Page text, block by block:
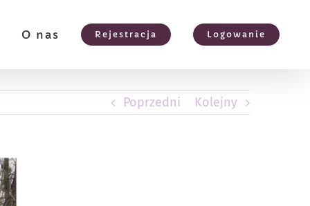
O nas Rejestracja Logowanie
Poprzedni Kolejny